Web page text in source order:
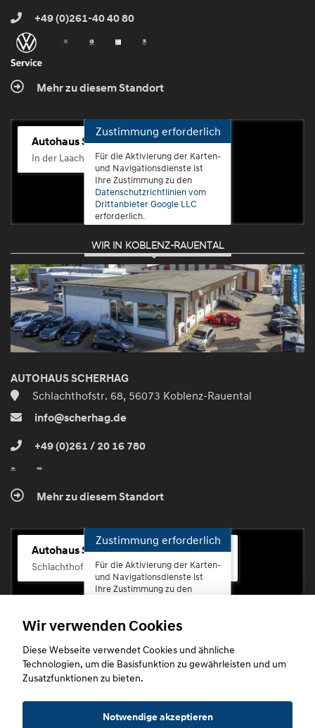
+49 (0)261-40 40 80
Mehr zu diesem Standort
Autohaus Scherhag
In der Laach 76, 56072 Koblenz-Güls
Zustimmung erforderlich
Für die Aktivierung der Karten-
und Navigationsdienste ist
Ihre Zustimmung zu den
Datenschutzrichtlinien vom
Drittanbieter Google LLC
erforderlich.
Zustimmen
und
aktivieren
WIR IN KOBLENZ-RAUENTAL
AUTOHAUS SCHERHAG
Schlachthofstr. 68, 56073 Koblenz-Rauental
info@scherhag.de
+49 (0)261 / 20 16 780
Mehr zu diesem Standort
Autohaus Scherhag
Schlachthofstr. 68, 56073 Koblenz-Rauental
Zustimmung erforderlich
Für die Aktivierung der Karten-
und Navigationsdienste ist
Ihre Zustimmung zu den
erforderlich.
Zustimmen
Copyright © 2026. Autohaus Scherhag
Wir verwenden Cookies
Diese Webseite verwendet Cookies und ähnliche
Technologien, um die Basisfunktion zu gewährleisten und um
Zusatzfunktionen zu bieten.
Notwendige akzeptieren